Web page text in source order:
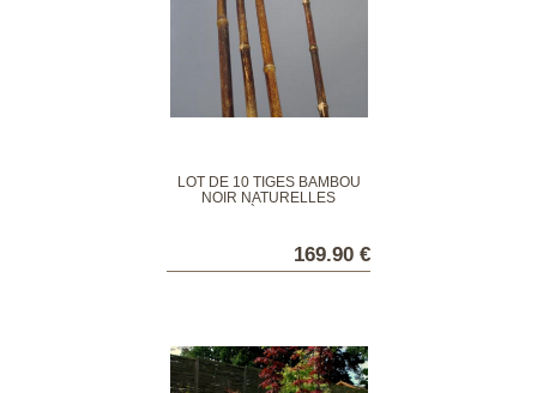
LOT DE 10 TIGES BAMBOU
NOIR NATURELLES
169.90 €